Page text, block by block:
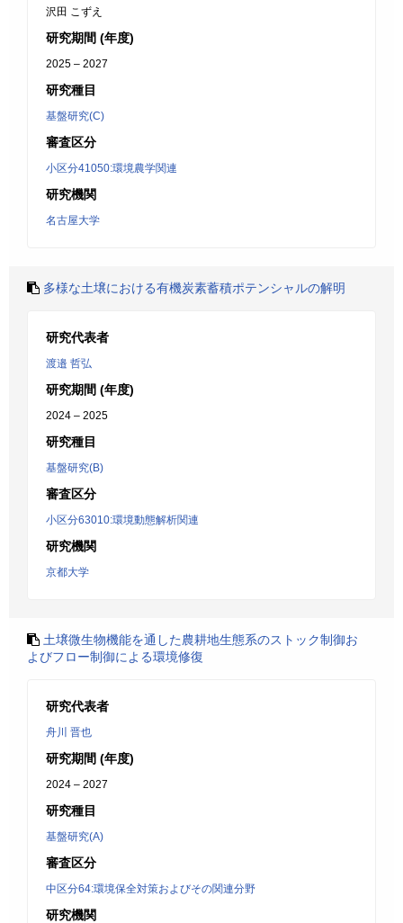
沢田 こずえ
研究期間 (年度)
2025 – 2027
研究種目
基盤研究(C)
審査区分
小区分41050:環境農学関連
研究機関
名古屋大学
多様な土壌における有機炭素蓄積ポテンシャルの解明
研究代表者
渡邉 哲弘
研究期間 (年度)
2024 – 2025
研究種目
基盤研究(B)
審査区分
小区分63010:環境動態解析関連
研究機関
京都大学
土壌微生物機能を通した農耕地生態系のストック制御お
よびフロー制御による環境修復
研究代表者
舟川 晋也
研究期間 (年度)
2024 – 2027
研究種目
基盤研究(A)
審査区分
中区分64:環境保全対策およびその関連分野
研究機関